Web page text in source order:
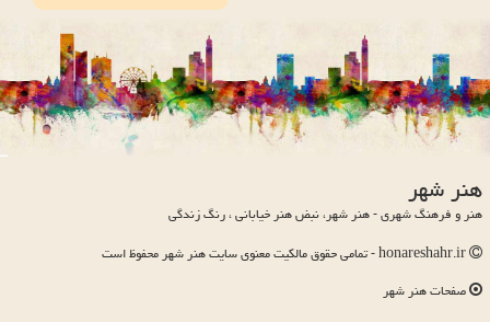
هنر شهر
هنر و فرهنگ شهری - هنر شهر، نبض هنر خیابانی ، رنگ زندگی
صفحات هنر شهر